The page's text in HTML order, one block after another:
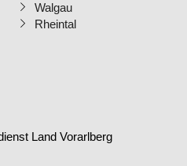
Walgau
Rheintal
Land Vorarlberg